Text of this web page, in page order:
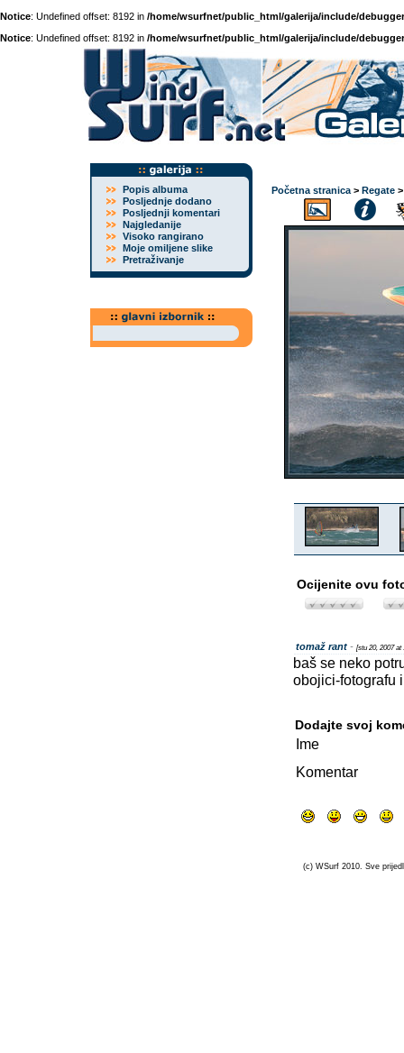
Notice: Undefined offset: 8192 in /home/wsurfnet/public_html/galerija/include/
Notice: Undefined offset: 8192 in /home/wsurfnet/public_html/galerija/include/
Popis albuma
Posljednje dodano
Posljednji komentari
Najgledanije
Visoko rangirano
Moje omiljene slike
Pretraživanje
Početna stranica > Regate
Ocijenite ovu
tomaž rant - [stu 20, 2007 at
baš se neko
obojici-fotografu
Dodajte svoj
Ime
Komentar
(c) WSurf 2010. Sve